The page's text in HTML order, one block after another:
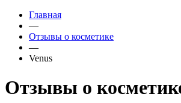
Главная
—
Отзывы о косметике
—
Venus
Отзывы о